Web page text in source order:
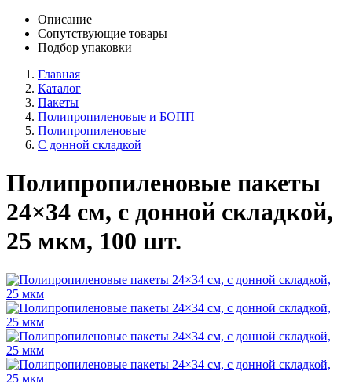
Описание
Сопутствующие товары
Подбор упаковки
Главная
Каталог
Пакеты
Полипропиленовые и БОПП
Полипропиленовые
С донной складкой
Полипропиленовые пакеты
24×34 см, с донной складкой,
25 мкм, 100 шт.